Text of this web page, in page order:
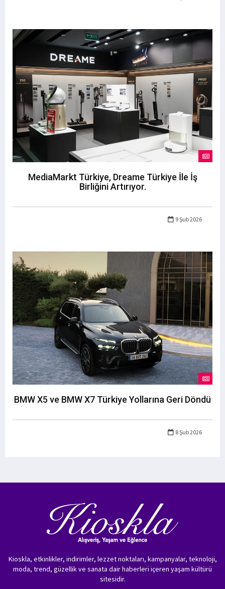
MediaMarkt Türkiye, Dreame Türkiye İle İş
Birliğini Artırıyor.
9 Şub 2026
BMW X5 ve BMW X7 Türkiye Yollarına Geri Döndü
8 Şub 2026
Kioskla, etkinlikler, indirimler, lezzet noktaları, kampanyalar, teknoloji,
moda, trend, güzellik ve sanata dair haberleri içeren yaşam kültürü
sitesidir.